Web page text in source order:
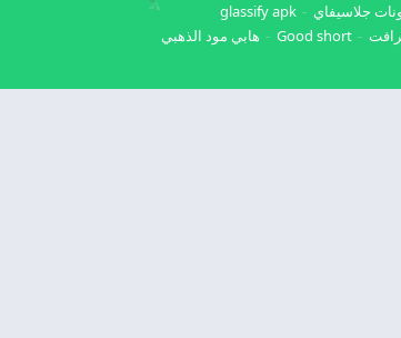
جلاسيفاي
glassify apk
Good short
هابي مود الذهبي